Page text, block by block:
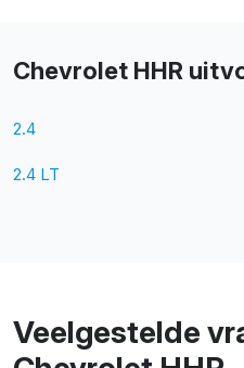
Chevrolet HHR
2.4
2.4 LT
Veelgestelde